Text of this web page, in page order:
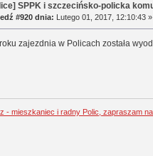
SPPK i szczecińsko-policka
#920 dnia: Lutego 01, 2017, 12:10:43 »
zajezdnia w Policach została
- mieszkaniec i radny Polic, zapraszam